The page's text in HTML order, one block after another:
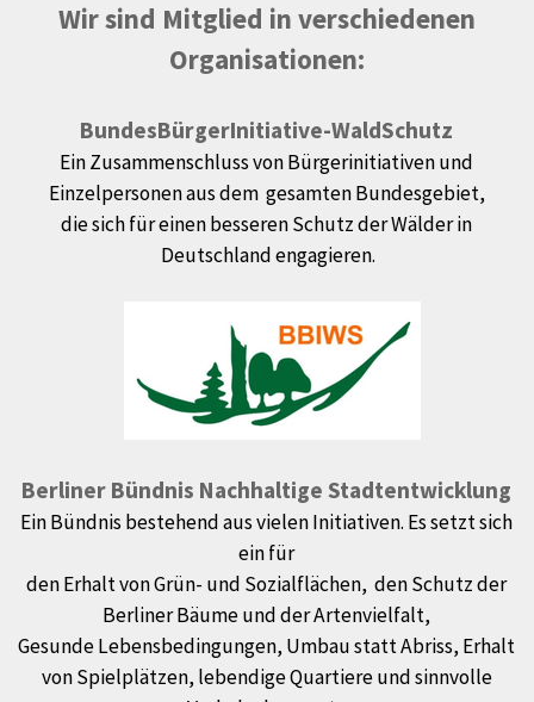
Wir sind Mitglied in verschiedenen
Organisationen:
BundesBürger­Initiative-WaldSchutz
Ein Zusammenschluss von Bürgerinitiativen und
Einzelpersonen aus dem gesamten Bundesgebiet,
die sich für einen besseren Schutz der Wälder in
Deutschland engagieren.
Berliner Bündnis Nachhaltige Stadtentwicklung
Ein Bündnis bestehend aus vielenInitiativen. Es setzt sich
ein für
den Erhalt von Grün- und Sozialflächen, den Schutz der
Berliner Bäume und der Artenvielfalt,
Gesunde Lebensbedingungen, Umbau statt Abriss, Erhalt
von Spielplätzen, lebendige Quartiere und sinnvolle